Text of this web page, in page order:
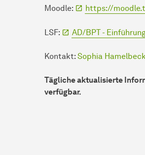
Moodle: https://
LSF: AD/BPT -
Kontakt: Sophia Hamelbeck
Tägliche aktualisierte
verfügbar.